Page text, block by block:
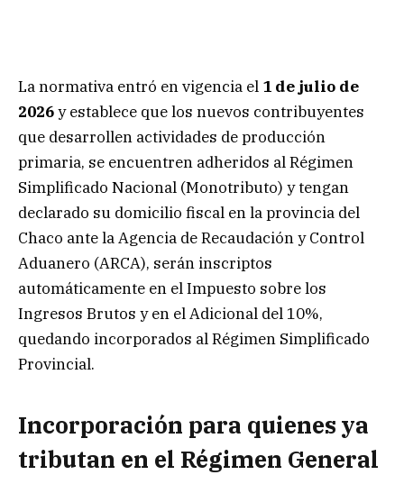
La normativa entró en vigencia el 1 de julio de
2026y establece que los nuevos contribuyentes
que desarrollen actividades de producción
primaria, se encuentren adheridos al Régimen
Simplificado Nacional (Monotributo) y tengan
declarado su domicilio fiscal en la provincia del
Chaco ante la Agencia de Recaudación y Control
Aduanero (ARCA), serán inscriptos
automáticamente en el Impuesto sobre los
Ingresos Brutos y en el Adicional del 10%,
quedando incorporados al Régimen Simplificado
Provincial.
Incorporación para quienes ya
tributan en el Régimen General